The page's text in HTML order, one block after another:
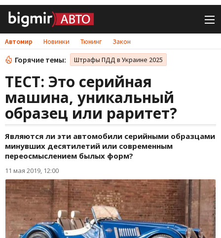
Автомир Новинки Тюнинг Закон
Горячие темы: Штрафы ПДД в Украине 2025
ТЕСТ: Это серийная
машина, уникальный
образец или раритет?
Являются ли эти автомобили серийными образцами
минувших десятилетий или современным
переосмыслением былых форм?
11 мая 2019, 12:00